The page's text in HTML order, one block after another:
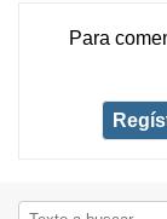
Para